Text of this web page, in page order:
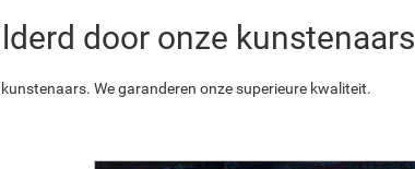
door onze kunstenaars
We garanderen onze superieure kwaliteit.